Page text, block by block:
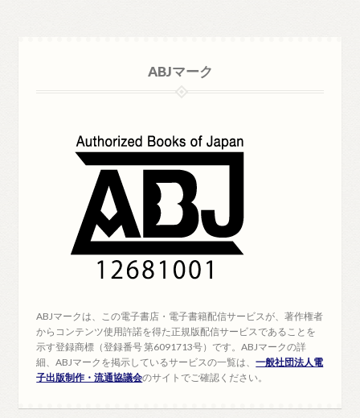
ABJマーク
ABJマークは、この電子書店・電子書籍配信サービスが、著作権者
からコンテンツ使用許諾を得た正規版配信サービスであることを
示す登録商標（登録番号 第6091713号）です。ABJマークの詳
細、ABJマークを掲示しているサービスの一覧は、一般社団法人電
子出版制作・流通協議会のサイトでご確認ください。